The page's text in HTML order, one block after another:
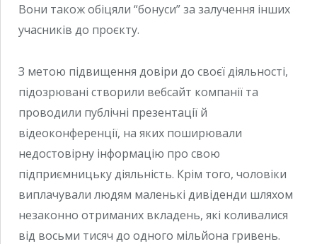
Вони також обіцяли “бонуси” за залучення інших
учасників до проєкту.
З метою підвищення довіри до своєї діяльності,
підозрювані створили вебсайт компанії та
проводили публічні презентації й
відеоконференції, на яких поширювали
недостовірну інформацію про свою
підприємницьку діяльність. Крім того, чоловіки
виплачували людям маленькі дивіденди шляхом
незаконно отриманих вкладень, які коливалися
від восьми тисяч до одного мільйона гривень.